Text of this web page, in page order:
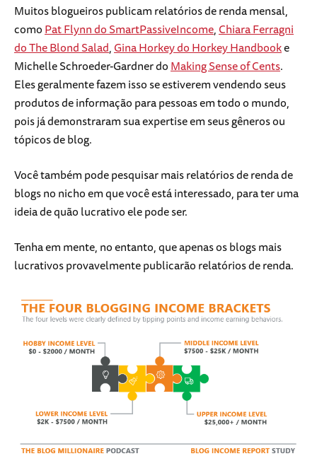
Muitos blogueiros publicam relatórios de renda mensal,
comoPat Flynn do SmartPassiveIncome,Chiara Ferragni
do The Blond Salad,Gina Horkey do Horkey Handbooke
Michelle Schroeder-Gardner doMaking Sense of Cents.
Eles geralmente fazem isso se estiverem vendendo seus
produtos de informação para pessoas em todo o mundo,
pois já demonstraram sua expertise em seus gêneros ou
tópicos de blog.
Você também pode pesquisar mais relatórios de renda de
blogs no nicho em que você está interessado, para ter uma
ideia de quão lucrativo ele pode ser.
Tenha em mente, no entanto, que apenas os blogs mais
lucrativos provavelmente publicarão relatórios de renda.